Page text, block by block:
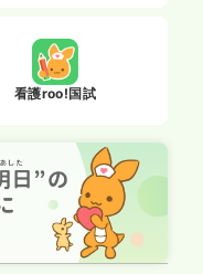
看護roo!国試